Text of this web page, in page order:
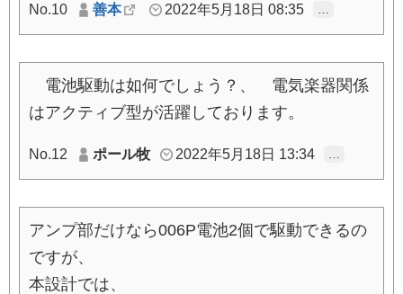
No.10 善本 2022年5月18日 08:35 …
電池駆動は如何でしょう？、 電気楽器関係
はアクティブ型が活躍しております。
No.12 ポール牧 2022年5月18日 13:34 …
アンプ部だけなら006P電池2個で駆動できるの
ですが、
本設計では、